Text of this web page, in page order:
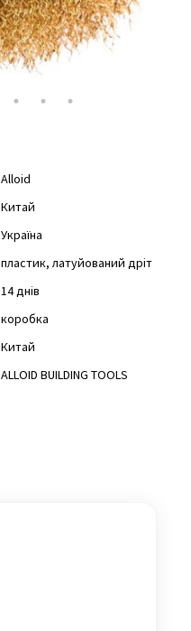
Alloid
Китай
Україна
пластик, латуйований дріт
14 днів
коробка
Китай
ALLOID BUILDING TOOLS